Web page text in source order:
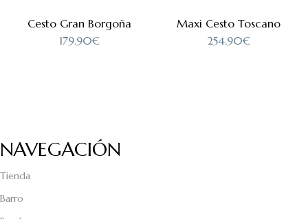
Cesto Gran Borgoña
179.90€
Maxi Cesto Toscano
254.90€
NAVEGACIÓN
Tienda
Barro